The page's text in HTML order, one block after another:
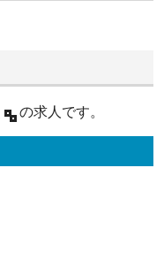
の求人です。